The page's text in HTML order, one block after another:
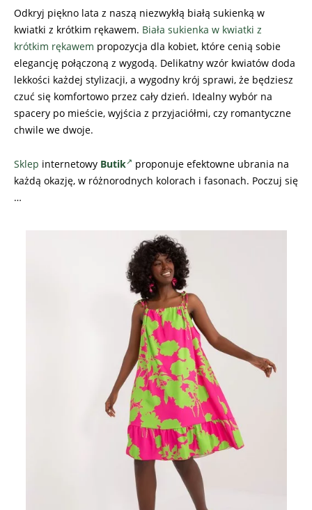
Odkryj piękno lata z naszą niezwykłą białą sukienką w
kwiatki z krótkim rękawem. Biała sukienka w kwiatki z
krótkim rękawem propozycja dla kobiet, które cenią sobie
elegancję połączoną z wygodą. Delikatny wzór kwiatów doda
lekkości każdej stylizacji, a wygodny krój sprawi, że będziesz
czuć się komfortowo przez cały dzień. Idealny wybór na
spacery po mieście, wyjścia z przyjaciółmi, czy romantyczne
chwile we dwoje.
Sklep internetowy Butik proponuje efektowne ubrania na
każdą okazję, w różnorodnych kolorach i fasonach. Poczuj się
…